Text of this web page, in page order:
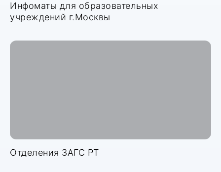
Инфоматы для образовательных
учреждений г.Москвы
Отделения ЗАГС РТ